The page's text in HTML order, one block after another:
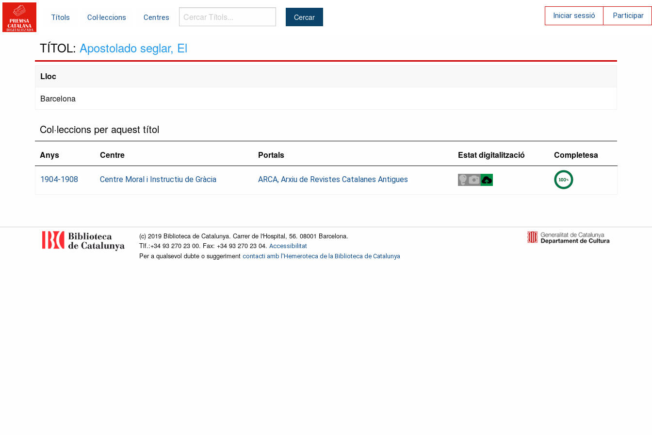
Títols Col·leccions Centres
Cercar
Títols...
Iniciar sessió Participar
TÍTOL: Apostolado seglar, El
Lloc
Barcelona
Col·leccions per aquest títol
Anys Centre Portals Estat digitalització Completesa
1904-1908 Centre Moral i Instructiu de Gràcia ARCA, Arxiu de Revistes Catalanes Antigues
(c) 2019 Biblioteca de Catalunya. Carrer de l'Hospital, 56. 08001 Barcelona.
Tlf.:+34 93 270 23 00. Fax: +34 93 270 23 04. Accessibilitat
Per a qualsevol dubte o suggeriment contacti amb l'Hemeroteca de la Biblioteca de Catalunya